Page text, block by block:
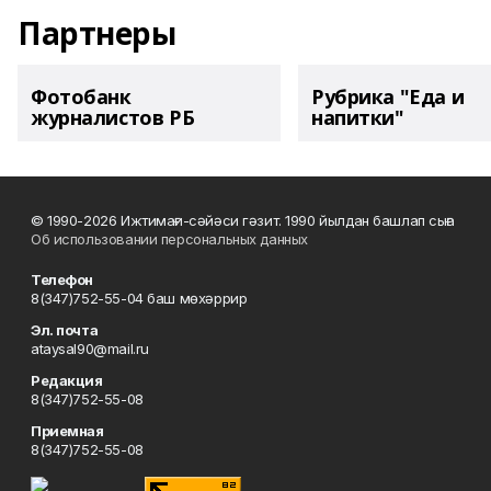
Партнеры
Фотобанк
журналистов РБ
Рубрика "Еда и
напитки"
© 1990-2026 Ижтимағи-сәйәси гәзит. 1990 йылдан башлап сыға
Об использовании персональных данных
Телефон
8(347)752-55-04 баш мөхәррир
Эл. почта
ataysal90@mail.ru
Редакция
8(347)752-55-08
Приемная
8(347)752-55-08